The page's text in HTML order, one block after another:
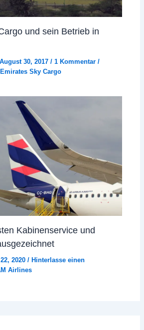
und sein Betrieb in
August 30, 2017/1 Kommentar /
Emirates Sky Cargo
Kabinenservice und
2020/ Hinterlasse einen
Airlines